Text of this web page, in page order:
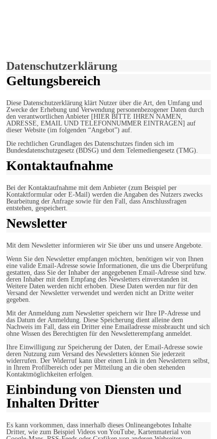
Datenschutzerklärung
Geltungsbereich
Diese Datenschutzerklärung klärt Nutzer über die Art, den Umfang und
Zwecke der Erhebung und Verwendung personenbezogener Daten durch
den verantwortlichen Anbieter [HIER BITTE IHREN NAMEN,
ADRESSE, EMAIL UND TELEFONNUMMER EINTRAGEN] auf
dieser Website (im folgenden “Angebot”) auf.
Die rechtlichen Grundlagen des Datenschutzes finden sich im
Bundesdatenschutzgesetz (BDSG) und dem Telemediengesetz (TMG).
Kontaktaufnahme
Bei der Kontaktaufnahme mit dem Anbieter (zum Beispiel per
Kontaktformular oder E-Mail) werden die Angaben des Nutzers zwecks
Bearbeitung der Anfrage sowie für den Fall, dass Anschlussfragen
entstehen, gespeichert.
Newsletter
Mit dem Newsletter informieren wir Sie über uns und unsere Angebote.
Wenn Sie den Newsletter empfangen möchten, benötigen wir von Ihnen
eine valide Email-Adresse sowie Informationen, die uns die Überprüfung
gestatten, dass Sie der Inhaber der angegebenen Email-Adresse sind bzw.
deren Inhaber mit dem Empfang des Newsletters einverstanden ist.
Weitere Daten werden nicht erhoben. Diese Daten werden nur für den
Versand der Newsletter verwendet und werden nicht an Dritte weiter
gegeben.
Mit der Anmeldung zum Newsletter speichern wir Ihre IP-Adresse und
das Datum der Anmeldung. Diese Speicherung dient alleine dem
Nachweis im Fall, dass ein Dritter eine Emailadresse missbraucht und sich
ohne Wissen des Berechtigten für den Newsletterempfang anmeldet.
Ihre Einwilligung zur Speicherung der Daten, der Email-Adresse sowie
deren Nutzung zum Versand des Newsletters können Sie jederzeit
widerrufen. Der Widerruf kann über einen Link in den Newslettern selbst,
in Ihrem Profilbereich oder per Mitteilung an die oben stehenden
Kontaktmöglichkeiten erfolgen.
Einbindung von Diensten und
Inhalten Dritter
Es kann vorkommen, dass innerhalb dieses Onlineangebotes Inhalte
Dritter, wie zum Beispiel Videos von YouTube, Kartenmaterial von